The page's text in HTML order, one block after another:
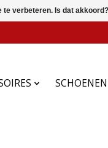
SCHOENEN
te verbeteren. Is dat akkoord?